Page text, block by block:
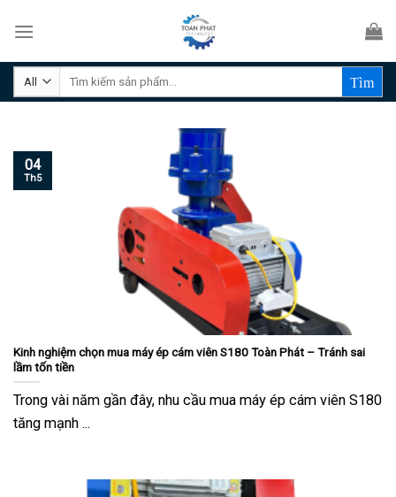
Tìm
Kinh nghiệm chọn mua máy ép cám viên S180 Toàn Phát – Tránh sai
lầm tốn tiền
Trong vài năm gần đây, nhu cầu mua máy ép cám viên S180
tăng mạnh ...
04
Th5